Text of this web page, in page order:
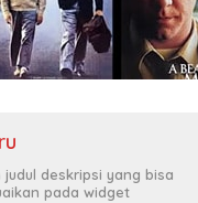
deskripsi yang bisa
pada widget